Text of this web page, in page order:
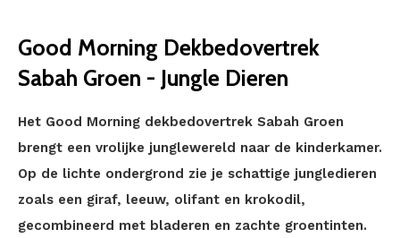
Good Morning Dekbedovertrek
Sabah Groen - Jungle Dieren
Het Good Morning dekbedovertrek Sabah Groen
brengt een vrolijke junglewereld naar de kinderkamer.
Op de lichte ondergrond zie je schattige jungledieren
zoals een giraf, leeuw, olifant en krokodil,
gecombineerd met bladeren en zachte groentinten.